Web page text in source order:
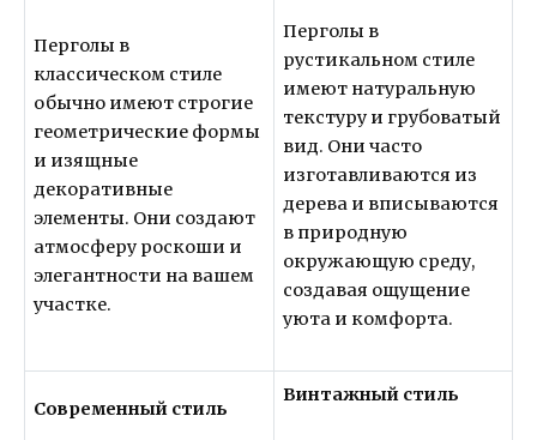
Перголы в
классическом стиле
обычно имеют строгие
геометрические формы
и изящные
декоративные
элементы. Они создают
атмосферу роскоши и
элегантности на вашем
участке.
Перголы в
рустикальном стиле
имеют натуральную
текстуру и грубоватый
вид. Они часто
изготавливаются из
дерева и вписываются
в природную
окружающую среду,
создавая ощущение
уюта и комфорта.
Современный стиль
Винтажный стиль